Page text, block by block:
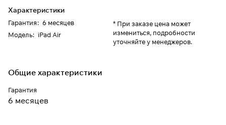
Характеристики
Гарантия: 6 месяцев
Модель: iPad Air
* При заказе цена может
измениться, подробности
уточняйте у менеджеров.
Общие характеристики
Гарантия
6 месяцев